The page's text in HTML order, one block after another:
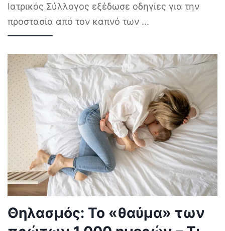
Ιατρικός Σύλλογος εξέδωσε οδηγίες για την
προστασία από τον καπνό των ...
Θηλασμός: Το «θαύμα» των